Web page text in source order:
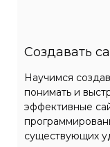
Создавать
Научимся
понимать и
эффективные
существующих